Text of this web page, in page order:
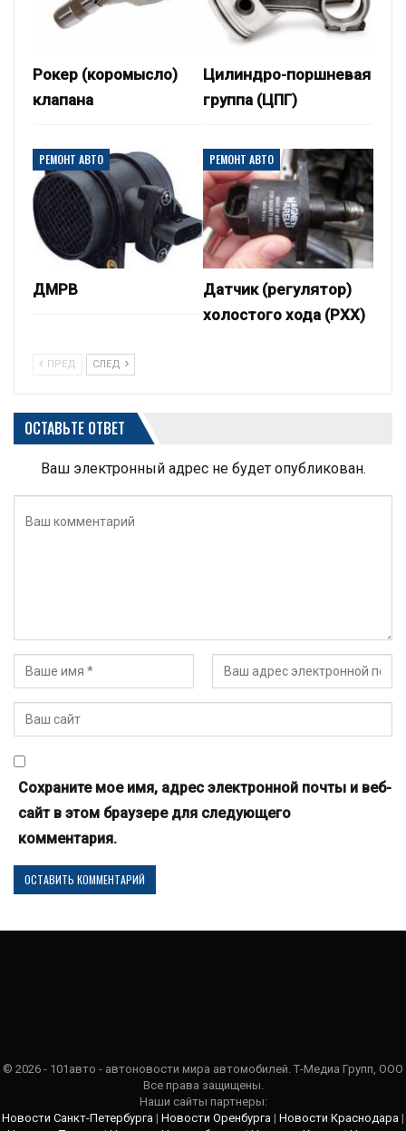
Рокер (коромысло)
клапана
Цилиндро-поршневая
группа (ЦПГ)
РЕМОНТ АВТО
ДМРВ
РЕМОНТ АВТО
Датчик (регулятор)
холостого хода (РХХ)
ПРЕД СЛЕД
ОСТАВЬТЕ ОТВЕТ
Ваш электронный адрес не будет опубликован.
Сохраните мое имя, адрес электронной почты и веб-
сайт в этом браузере для следующего
комментария.
© 2026 - 101авто - автоновости мира автомобилей. Т-Медиа Групп, ООО
Все права защищены.
Наши сайты партнеры:
Новости Санкт-Петербурга | Новости Оренбурга | Новости Краснодара |